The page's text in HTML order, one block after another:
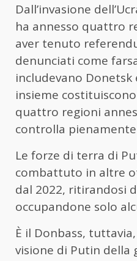
Dall’invasione
ha annesso quattro
aver tenuto
denunciati come
includevano Donetsk
insieme
quattro regioni
controlla
Le forze di terra di
combattuto in altre
dal 2022, ritirandosi
occupandone solo
È il Donbass,
visione di Putin della